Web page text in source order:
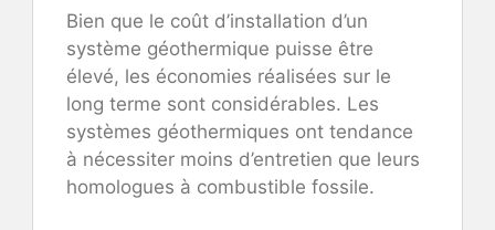
Bien que le coût d’installation d’un
système géothermique puisse être
élevé, les économies réalisées sur le
long terme sont considérables. Les
systèmes géothermiques ont tendance
à nécessiter moins d’entretien que leurs
homologues à combustible fossile.